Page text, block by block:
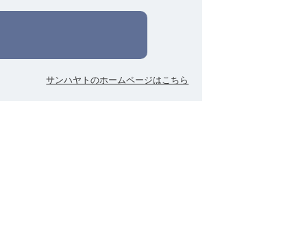
サンハヤトのホームページはこちら